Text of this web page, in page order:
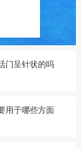
门呈针状的吗
用于哪些方面